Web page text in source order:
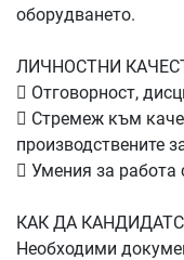
оборудването.
ЛИЧНОСТНИ
 Отговорност,
 Стремеж към
производствените
 Умения за работа
КАК ДА
Необходими